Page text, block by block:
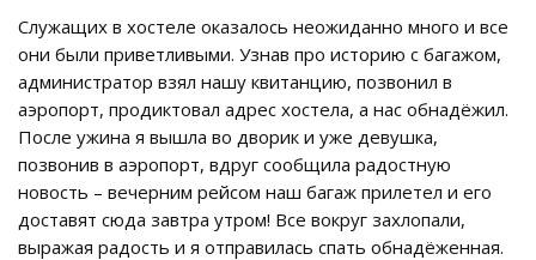
Служащих в хостеле оказалось неожиданно много и все
они были приветливыми. Узнав про историю с багажом,
администратор взял нашу квитанцию, позвонил в
аэропорт, продиктовал адрес хостела, а нас обнадёжил.
После ужина я вышла во дворик и уже девушка,
позвонив в аэропорт, вдруг сообщила радостную
новость – вечерним рейсом наш багаж прилетел и его
доставят сюда завтра утром! Все вокруг захлопали,
выражая радость и я отправилась спать обнадёженная.